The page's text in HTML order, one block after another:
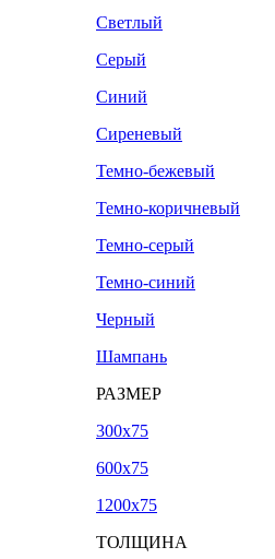
Светлый
Серый
Синий
Сиреневый
Темно-бежевый
Темно-коричневый
Темно-серый
Темно-синий
Черный
Шампань
РАЗМЕР
300х75
600х75
1200х75
ТОЛЩИНА